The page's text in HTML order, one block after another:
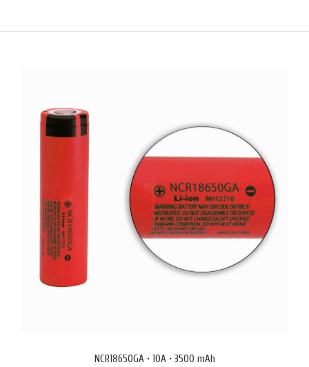
има LCD дисплей. С негова помощ можете да зареждате и да
освежавате своите акумулатори, както и да измервате техния
капацитет. Като малка екстра, моделът е екипиран с 5V/1A USB порт
и когато не го ползвате за зареждане или тестване, мож..
NCR18650GA • 10A • 3500 mAh